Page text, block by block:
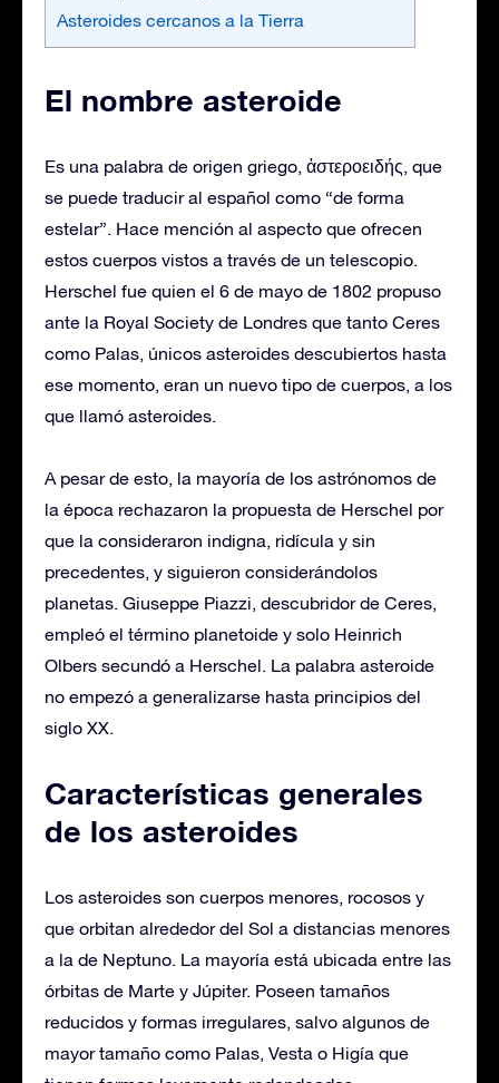
Asteroides cercanos a la Tierra
El nombre asteroide
Es una palabra de origen griego, ἀστεροειδής, que
se puede traducir al español como “de forma
estelar”.​ Hace mención al aspecto que ofrecen
estos cuerpos vistos a través de un telescopio.
Herschel fue quien el 6 de mayo de 1802 propuso
ante la Royal Society de Londres que tanto Ceres
como Palas, únicos asteroides descubiertos hasta
ese momento, eran un nuevo tipo de cuerpos, a los
que llamó asteroides.
A pesar de esto, la mayoría de los astrónomos de
la época rechazaron la propuesta de Herschel por
que la consideraron indigna, ridícula y sin
precedentes, y siguieron considerándolos
planetas. Giuseppe Piazzi, descubridor de Ceres,
empleó el término planetoide y solo Heinrich
Olbers secundó a Herschel.​ La palabra asteroide
no empezó a generalizarse hasta principios del
siglo XX.
Características generales
de los asteroides
Los asteroides son cuerpos menores, rocosos y
que orbitan alrededor del Sol a distancias menores
a la de Neptuno. La mayoría está ubicada entre las
órbitas de Marte y Júpiter. Poseen tamaños
reducidos y formas irregulares, salvo algunos de
mayor tamaño como Palas, Vesta o Higía que